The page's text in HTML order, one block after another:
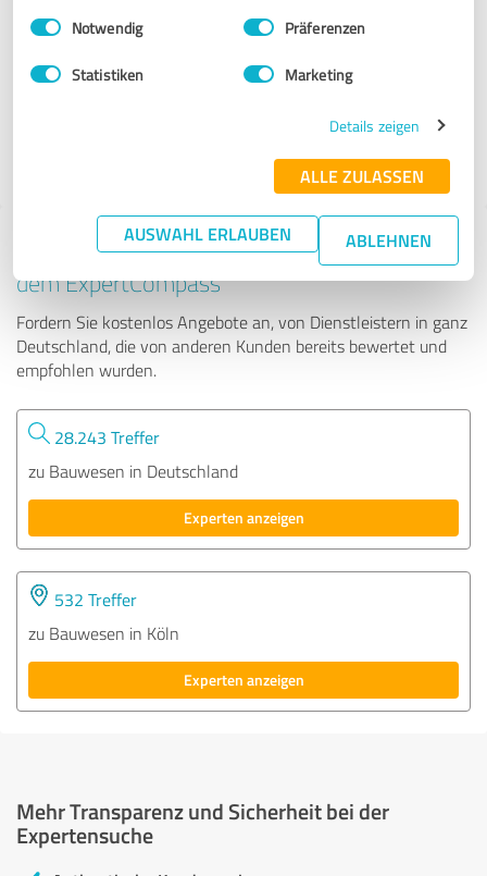
Impressum Datenschutzbestimmungen
Einwilligungsauswahl
Notwendig Präferenzen
Statistiken Marketing
Details zeigen
ALLE ZULASSEN
AUSWAHL ERLAUBEN ABLEHNEN
PK Regenwassermanagement GmbH
Tipp: Die passenden Experten finden - mit
dem ExpertCompass
Fordern Sie kostenlos Angebote an, von Dienstleistern in ganz
Deutschland, die von anderen Kunden bereits bewertet und
empfohlen wurden.
28.243 Treffer
zu Bauwesen in Deutschland
Experten anzeigen
532 Treffer
zu Bauwesen in Köln
Experten anzeigen
Mehr Transparenz und Sicherheit bei der
Expertensuche